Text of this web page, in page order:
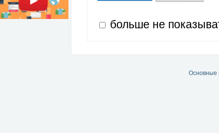
больше не
Основные